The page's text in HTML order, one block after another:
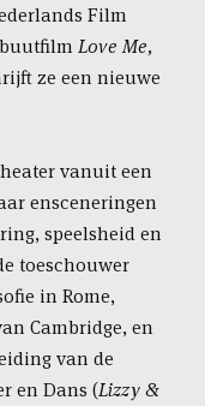
Film
Love Me,
ze een nieuwe
vanuit een
ensceneringen
speelsheid en
toeschouwer
in Rome,
Cambridge, en
van de
en Dans (Lizzy &